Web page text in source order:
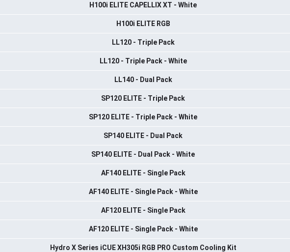
H100i ELITE CAPELLIX XT - White
H100i ELITE RGB
LL120 - Triple Pack
LL120 - Triple Pack - White
LL140 - Dual Pack
SP120 ELITE - Triple Pack
SP120 ELITE - Triple Pack - White
SP140 ELITE - Dual Pack
SP140 ELITE - Dual Pack - White
AF140 ELITE - Single Pack
AF140 ELITE - Single Pack - White
AF120 ELITE - Single Pack
AF120 ELITE - Single Pack - White
Hydro X Series iCUE XH305i RGB PRO Custom Cooling Kit